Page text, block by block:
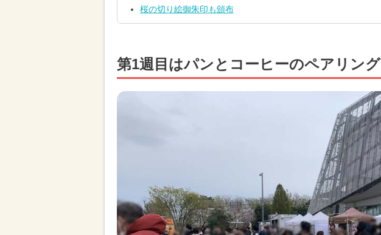
桜の切り絵御朱印も頒布
第1週目はパンとコーヒーのペアリング